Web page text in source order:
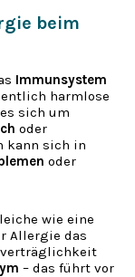
beim
Immunsystem
harmlose
sich um
oder
kann sich in
oder
wie eine
Allergie das
– das führt vor